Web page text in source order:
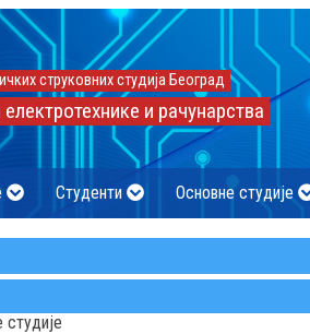
струковних студија Београд
и рачунарства
Студенти Основне студије
студије